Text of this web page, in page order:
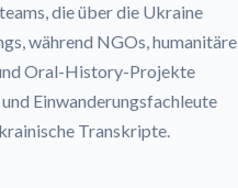
die über die Ukraine
während NGOs, humanitäre
Oral-History-Projekte
Einwanderungsfachleute
Transkripte.